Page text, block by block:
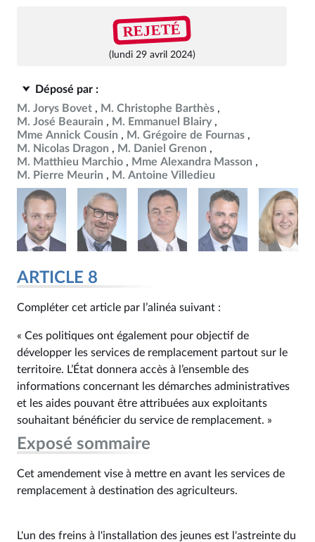
REJETÉ
(lundi 29 avril 2024)
Déposé par :
M. Jorys Bovet
M. Christophe Barthès
M. José Beaurain
M. Emmanuel Blairy
Mme Annick Cousin
M. Grégoire de Fournas
M. Nicolas Dragon
M. Daniel Grenon
M. Matthieu Marchio
Mme Alexandra Masson
M. Pierre Meurin
M. Antoine Villedieu
ARTICLE 8
Compléter cet article par l’alinéa suivant :
« Ces politiques ont également pour objectif de
développer les services de remplacement partout sur le
territoire. L’État donnera accès à l’ensemble des
informations concernant les démarches administratives
et les aides pouvant être attribuées aux exploitants
souhaitant bénéficier du service de remplacement. »
Exposé sommaire
Cet amendement vise à mettre en avant les services de
remplacement à destination des agriculteurs.
L'un des freins à l'installation des jeunes est l'astreinte du